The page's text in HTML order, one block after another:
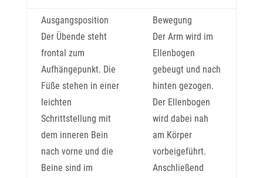
Ausgangsposition
Der Übende steht
frontal zum
Aufhängepunkt. Die
Füße stehen in einer
leichten
Schrittstellung mit
dem inneren Bein
nach vorne und die
Beine sind im
Bewegung
Der Arm wird im
Ellenbogen
gebeugt und nach
hinten gezogen.
Der Ellenbogen
wird dabei nah
am Körper
vorbeigeführt.
Anschließend